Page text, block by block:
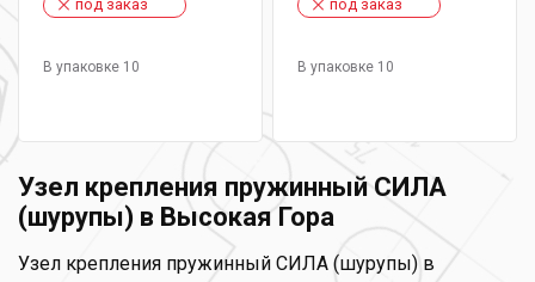
под заказ
В упаковке 10
под заказ
В упаковке 10
Узел крепления пружинный СИЛА
(шурупы) в Высокая Гора
Узел крепления пружинный СИЛА (шурупы) в